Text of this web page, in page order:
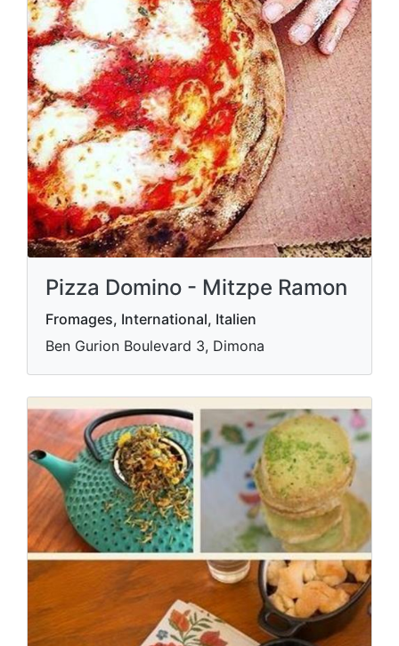
Pizza Domino - Mitzpe Ramon
Fromages, International, Italien
Ben Gurion Boulevard 3, Dimona